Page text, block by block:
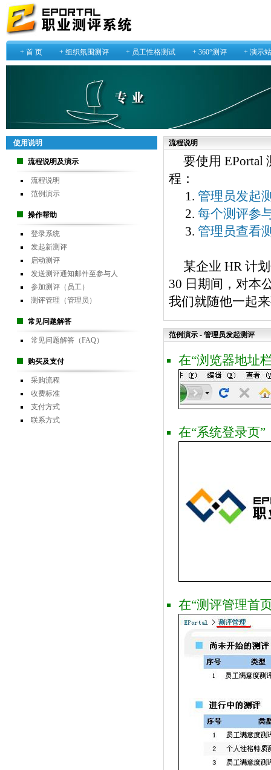
+ 首 页 + 组织氛围测评 + 员工性格测试 + 360°测评 + 演示
使用说明
流程说明及演示
流程说明
范例演示
操作帮助
登录系统
发起新测评
启动测评
发送测评通知邮件至参与人
参加测评（员工）
测评管理（管理员）
常见问题解答
常见问题解答（FAQ）
购买及支付
采购流程
收费标准
支付方式
联系方式
流程说明
要使用 EPortal
程：
管理员发起
每个测评参
管理员查看
某企业 HR 计
30 日期间，对本
我们就随他一起
范例演示 - 管理员发起测评
在“浏览器地址
在“系统登录页
在“测评管理首